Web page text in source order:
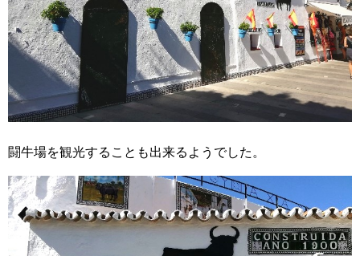
闘牛場を観光することも出来るようでした。